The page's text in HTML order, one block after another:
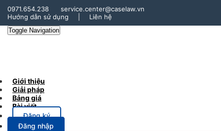
0971.654.238
service.center@caselaw.vn
Hướng dẫn sử dụng
Liên hệ
Toggle Navigation
Giới thiệu
Giải pháp
Bảng giá
Bài viết
Đăng ký
Đăng nhập